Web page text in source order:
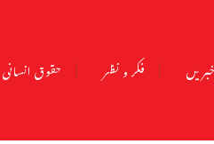
خبریں فکر و نظر حقوق انسانی